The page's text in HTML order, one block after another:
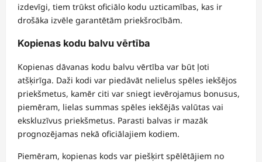
izdevīgi, tiem trūkst oficiālo kodu uzticamības, kas ir
drošāka izvēle garantētām priekšrocībām.
Kopienas kodu balvu vērtība
Kopienas dāvanas kodu balvu vērtība var būt ļoti
atšķirīga. Daži kodi var piedāvāt nelielus spēles iekšējos
priekšmetus, kamēr citi var sniegt ievērojamus bonusus,
piemēram, lielas summas spēles iekšējās valūtas vai
ekskluzīvus priekšmetus. Parasti balvas ir mazāk
prognozējamas nekā oficiālajiem kodiem.
Piemēram, kopienas kods var piešķirt spēlētājiem no